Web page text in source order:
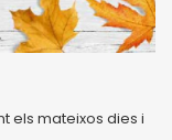
els mateixos dies i